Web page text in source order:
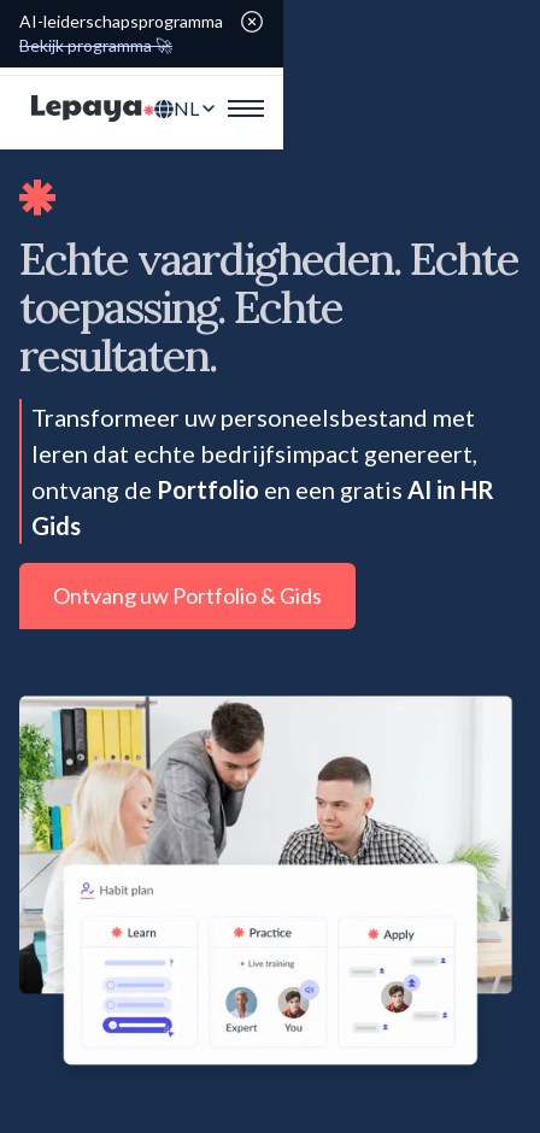
AI-leiderschapsprogramma
Bekijk programma 🚀
NL
Echte vaardigheden. Echte
toepassing. Echte
resultaten.
Transformeer uw personeelsbestand met
leren dat echte bedrijfsimpact genereert,
ontvang de Portfolio en een gratis AI in HR
Gids
Ontvang uw Portfolio & Gids